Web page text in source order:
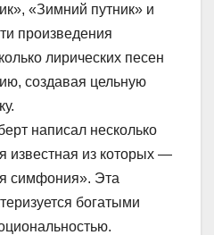
«Зимний путник» и
произведения
лирических песен
создавая цельную
написал несколько
известная из которых —
симфония». Эта
богатыми